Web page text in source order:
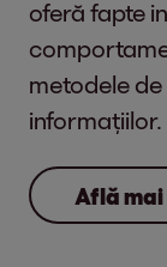
oferă fapte
metodele
informațiilor.
Află